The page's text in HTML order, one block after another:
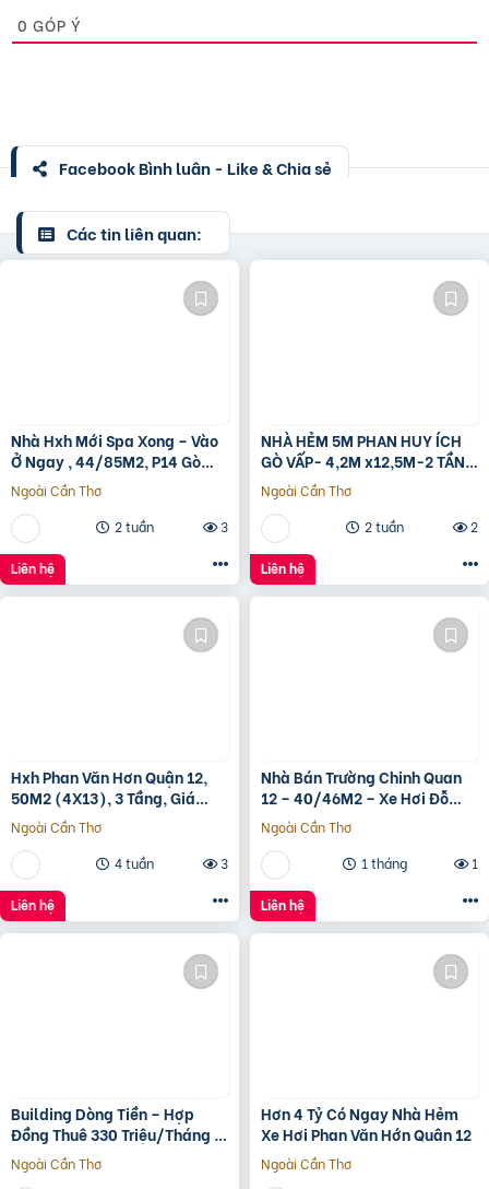
0 GÓP Ý
Facebook Bình luận - Like & Chia sẻ
Các tin liên quan:
Nhà Hxh Mới Spa Xong – Vào
Ở Ngay , 44/85M2, P14 Gò
Vấp, Giá 4.X Tỷ
Ngoài Cần Thơ
2 tuần
3
Liên hệ
NHÀ HẺM 5M PHAN HUY ÍCH
GÒ VẤP- 4,2M x12,5M-2 TẦNG
– GIÁ 4,4 TỶ
Ngoài Cần Thơ
2 tuần
2
Liên hệ
Hxh Phan Văn Hơn Quận 12,
50M2 (4X13), 3 Tầng, Giá
4.96 Tỷ
Ngoài Cần Thơ
4 tuần
3
Liên hệ
Nhà Bán Trường Chinh Quan
12 – 40/46M2 – Xe Hơi Đỗ
Cửa – 3.1 Tỷ
Ngoài Cần Thơ
1 tháng
1
Liên hệ
Building Dòng Tiền – Hợp
Đồng Thuê 330 Triệu/Tháng –
Quận 5, Tp.hcm -139Ty
Ngoài Cần Thơ
Hơn 4 Tỷ Có Ngay Nhà Hẻm
Xe Hơi Phan Văn Hớn Quân 12
Ngoài Cần Thơ